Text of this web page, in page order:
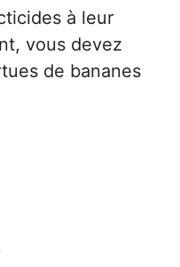
à leur
vous devez
de bananes